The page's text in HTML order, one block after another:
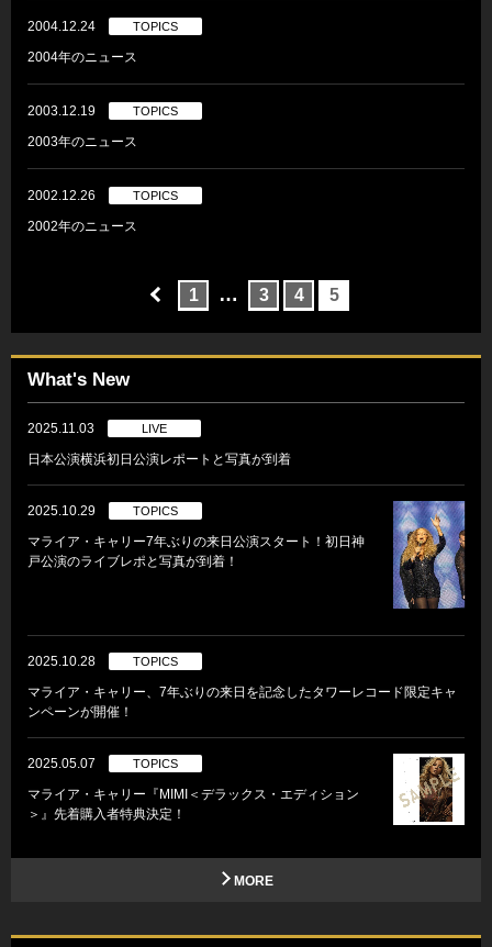
2004.12.24 TOPICS
2004年のニュース
2003.12.19 TOPICS
2003年のニュース
2002.12.26 TOPICS
2002年のニュース
1 … 3 4 5
What's New
2025.11.03 LIVE
日本公演横浜初日公演レポートと写真が到着
2025.10.29 TOPICS
マライア・キャリー7年ぶりの来日公演スタート！初日神
戸公演のライブレポと写真が到着！
2025.10.28 TOPICS
マライア・キャリー、7年ぶりの来日を記念したタワーレコード限定キャ
ンペーンが開催！
2025.05.07 TOPICS
マライア・キャリー『MIMI＜デラックス・エディション
＞』先着購入者特典決定！
MORE